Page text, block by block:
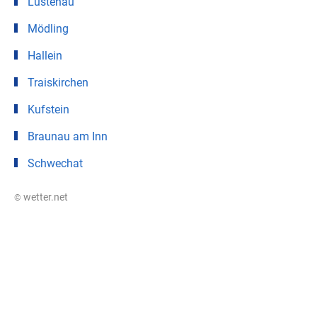
Mödling
Hallein
Traiskirchen
Kufstein
Braunau am Inn
Schwechat
© wetter.net